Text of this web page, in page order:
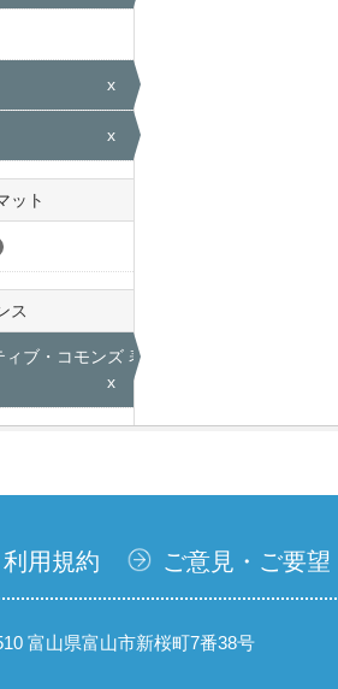
x
x
ット
ス
ブ・コモンズ 表示
x
利用規約 ご意見・ご要望
富山県富山市新桜町7番38号